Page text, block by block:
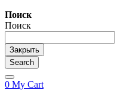
Поиск
Поиск
Закрыть
Search
0 My Cart